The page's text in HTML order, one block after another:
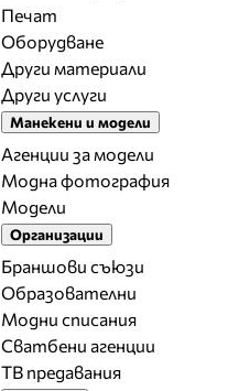
Печат
Оборудване
Други материали
Други услуги
Манекени и модели
Агенции за модели
Модна фотография
Модели
Организации
Браншови съюзи
Образователни
Модни списания
Сватбени агенции
ТВ предавания